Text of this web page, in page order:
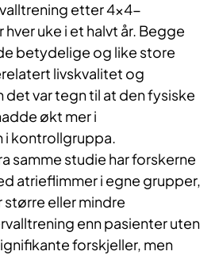
etter 4x4-
uke i et halvt år. Begge
betydelige og like store
livskvalitet og
det var tegn til at den fysiske
økt mer i
i kontrollgruppa.
samme studie har forskerne
atrieflimmer i egne grupper,
større eller mindre
enn pasienter uten
forskjeller, men